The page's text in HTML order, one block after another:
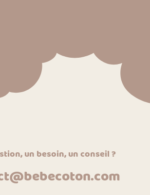
un besoin, un conseil ?